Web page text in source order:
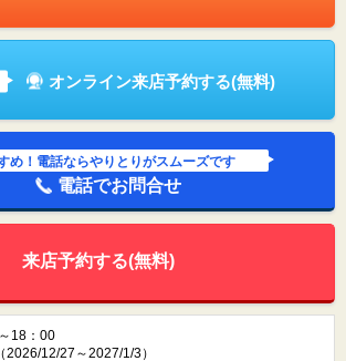
オンライン来店予約する(無料)
め！電話ならやりとりがスムーズです
電話でお問合せ
来店予約する(無料)
18：00
2026/12/27～2027/1/3）